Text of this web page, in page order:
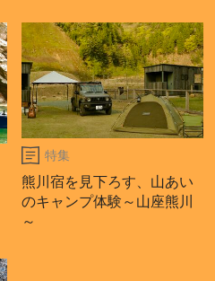
特集
熊川宿を見下ろす、山あい
のキャンプ体験～山座熊川
～